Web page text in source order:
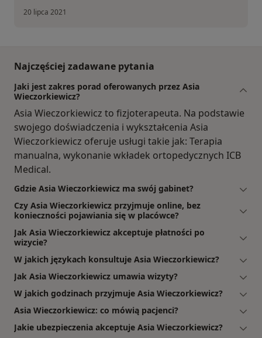
20 lipca 2021
Najczęściej zadawane pytania
Jaki jest zakres porad oferowanych przez Asia
Wieczorkiewicz?
Asia Wieczorkiewicz to fizjoterapeuta. Na podstawie
swojego doświadczenia i wykształcenia Asia
Wieczorkiewicz oferuje usługi takie jak: Terapia
manualna, wykonanie wkładek ortopedycznych ICB
Medical.
Gdzie Asia Wieczorkiewicz ma swój gabinet?
Czy Asia Wieczorkiewicz przyjmuje online, bez
konieczności pojawiania się w placówce?
Jak Asia Wieczorkiewicz akceptuje płatności po
wizycie?
W jakich językach konsultuje Asia Wieczorkiewicz?
Jak Asia Wieczorkiewicz umawia wizyty?
W jakich godzinach przyjmuje Asia Wieczorkiewicz?
Asia Wieczorkiewicz: co mówią pacjenci?
Jakie ubezpieczenia akceptuje Asia Wieczorkiewicz?